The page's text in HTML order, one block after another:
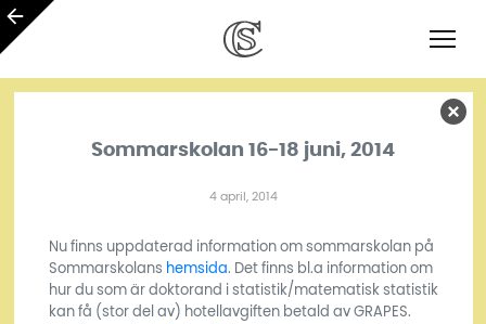
Sommarskolan 16-18 juni, 2014
4 april, 2014
Nu finns uppdaterad information om sommarskolan på
Sommarskolans hemsida. Det finns bl.a information om
hur du som är doktorand i statistik/matematisk statistik
kan få (stor del av) hotellavgiften betald av GRAPES.